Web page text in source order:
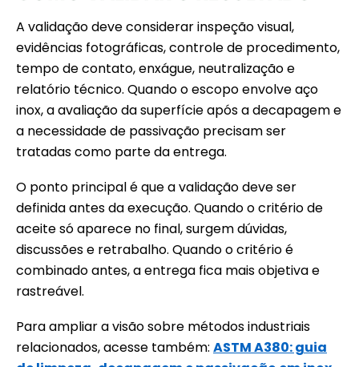
A validação deve considerar inspeção visual,
evidências fotográficas, controle de procedimento,
tempo de contato, enxágue, neutralização e
relatório técnico. Quando o escopo envolve aço
inox, a avaliação da superfície após a decapagem e
a necessidade de passivação precisam ser
tratadas como parte da entrega.
O ponto principal é que a validação deve ser
definida antes da execução. Quando o critério de
aceite só aparece no final, surgem dúvidas,
discussões e retrabalho. Quando o critério é
combinado antes, a entrega fica mais objetiva e
rastreável.
Para ampliar a visão sobre métodos industriais
relacionados, acesse também: ASTM A380: guia